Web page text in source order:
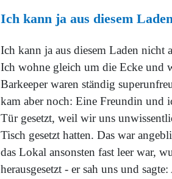
Ich kann ja aus diesem Laden
Ich kann ja aus diesem Laden nicht
Ich wohne gleich um die Ecke und
Barkeeper waren ständig
kam aber noch: Eine Freundin und
Tür gesetzt, weil wir uns
Tisch gesetzt hatten. Das war
das Lokal ansonsten fast leer war,
herausgesetzt - er sah uns und